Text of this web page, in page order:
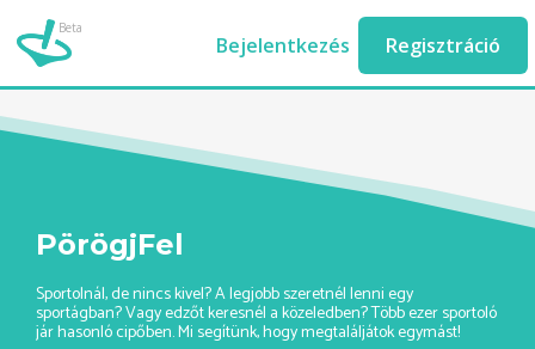
Beta
Bejelentkezés Regisztráció
roplabda-edzes-ashburn//
PörögjFel
Sportolnál, de nincs kivel? A legjobb szeretnél lenni egy
sportágban? Vagy edzőt keresnél a közeledben? Több ezer sportoló
jár hasonló cipőben. Mi segítünk, hogy megtaláljátok egymást!